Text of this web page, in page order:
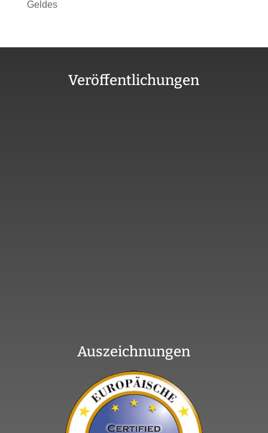
Geldes
Veröffentlichungen
Auszeichnungen